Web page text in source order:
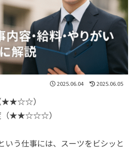
2025.06.04 2025.06.05
★★☆☆）
（★★☆☆☆）
いう仕事には、スーツをビシッと